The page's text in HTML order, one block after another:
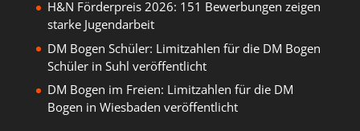
H&N Förderpreis 2026: 151 Bewerbungen zeigen
starke Jugendarbeit
DM Bogen Schüler: Limitzahlen für die DM Bogen
Schüler in Suhl veröffentlicht
DM Bogen im Freien: Limitzahlen für die DM
Bogen in Wiesbaden veröffentlicht